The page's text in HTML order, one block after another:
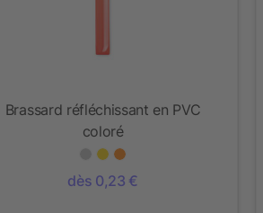
Brassard réfléchissant en PVC
coloré
dès 0,23 €